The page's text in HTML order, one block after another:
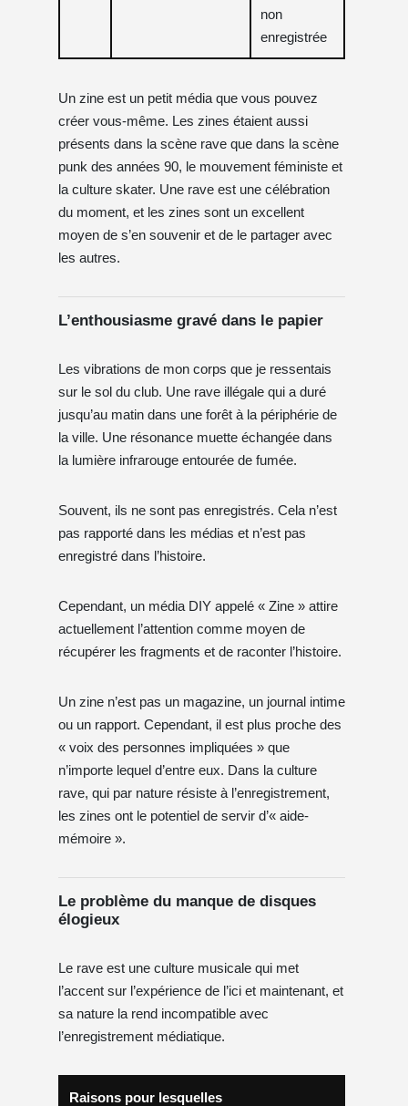
non
enregistrée
Un zine est un petit média que vous pouvez
créer vous-même. Les zines étaient aussi
présents dans la scène rave que dans la scène
punk des années 90, le mouvement féministe et
la culture skater. Une rave est une célébration
du moment, et les zines sont un excellent
moyen de s’en souvenir et de le partager avec
les autres.
L’enthousiasme gravé dans le papier
Les vibrations de mon corps que je ressentais
sur le sol du club. Une rave illégale qui a duré
jusqu’au matin dans une forêt à la périphérie de
la ville. Une résonance muette échangée dans
la lumière infrarouge entourée de fumée.
Souvent, ils ne sont pas enregistrés. Cela n’est
pas rapporté dans les médias et n’est pas
enregistré dans l’histoire.
Cependant, un média DIY appelé « Zine » attire
actuellement l’attention comme moyen de
récupérer les fragments et de raconter l’histoire.
Un zine n’est pas un magazine, un journal intime
ou un rapport. Cependant, il est plus proche des
« voix des personnes impliquées » que
n’importe lequel d’entre eux. Dans la culture
rave, qui par nature résiste à l’enregistrement,
les zines ont le potentiel de servir d’« aide-
mémoire ».
Le problème du manque de disques
élogieux
Le rave est une culture musicale qui met
l’accent sur l’expérience de l’ici et maintenant, et
sa nature la rend incompatible avec
l’enregistrement médiatique.
Raisons pour lesquelles